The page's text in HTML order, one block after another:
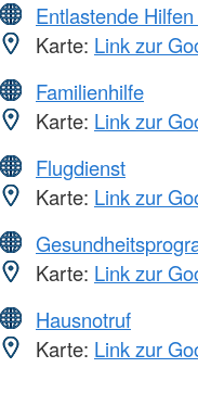
Entlastende
Karte: Link zur
Familienhilfe
Karte: Link zur
Flugdienst
Karte: Link zur
Karte: Link zur
Hausnotruf
Karte: Link zur